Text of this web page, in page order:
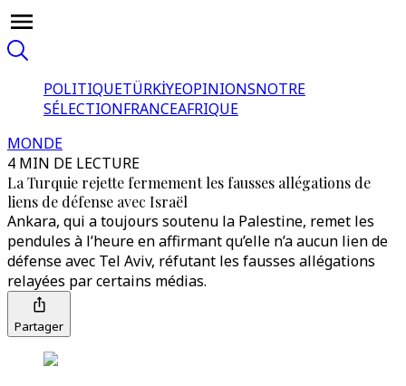
POLITIQUETÜRKİYEOPINIONSNOTRE
SÉLECTIONFRANCEAFRIQUE
MONDE
4 MIN DE LECTURE
La Turquie rejette fermement les fausses allégations de
liens de défense avec Israël
Ankara, qui a toujours soutenu la Palestine, remet les
pendules à l’heure en affirmant qu’elle n’a aucun lien de
défense avec Tel Aviv, réfutant les fausses allégations
relayées par certains médias.
Partager